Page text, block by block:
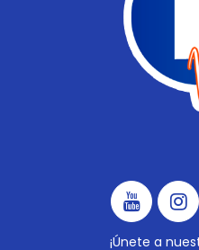
¡Únete a